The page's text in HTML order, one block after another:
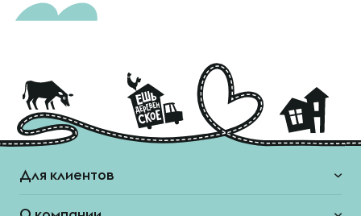
Для клиентов